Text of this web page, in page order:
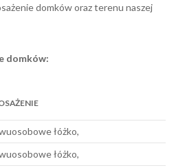
domków oraz terenu naszej
domków:
łóżko,
łóżko,